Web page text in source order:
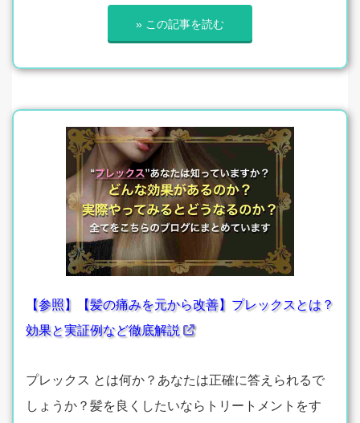
» この記事を読む
【参照】【髪の痛みを元から改善】プレックスとは？
効果と実証例など徹底解説
プレックス とは何か？あなたは正確に答えられるで
しょうか？髪を良くしたいならトリートメントをす